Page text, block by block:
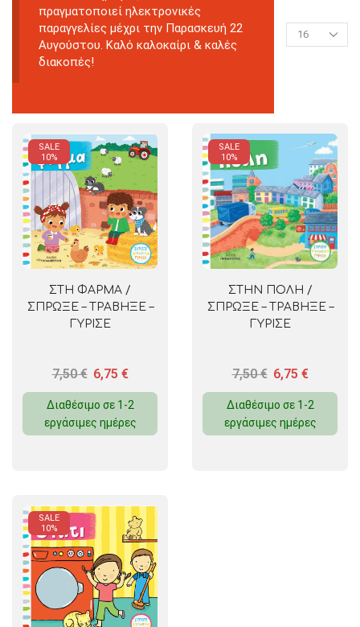
πραγματοποιεί ηλεκτρονικές
παραγγελίες μέχρι την Παρασκευή 22
Αυγούστου. Καλό καλοκαίρι & καλές
διακοπές!
SALE
10%
ΣΤΗ ΦΑΡΜΑ /
ΣΠΡΩΞΕ – ΤΡΑΒΗΞΕ –
ΓΥΡΙΣΕ
7,50€ 6,75 €
Διαθέσιμο σε 1-2
εργάσιμες ημέρες
SALE
10%
ΣΤΗΝ ΠΟΛΗ /
ΣΠΡΩΞΕ – ΤΡΑΒΗΞΕ –
ΓΥΡΙΣΕ
7,50€ 6,75 €
Διαθέσιμο σε 1-2
εργάσιμες ημέρες
SALE
10%